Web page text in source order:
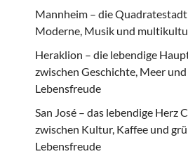
Mannheim – die
Moderne, Musik und
Heraklion – die lebendige
zwischen Geschichte, Meer
Lebensfreude
San José – das lebendige Herz
zwischen Kultur, Kaffee und
Lebensfreude